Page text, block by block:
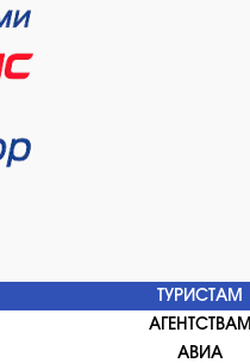
ТУРИСТАМ
АГЕНТСТВАМ
АВИА